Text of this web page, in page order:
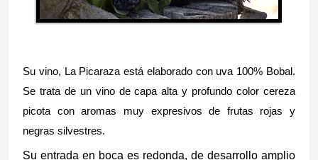
Su vino, La Picaraza está elaborado con uva 100% Bobal.
Se trata de un vino de capa alta y profundo color cereza
picota con aromas muy expresivos de frutas rojas y
negras silvestres.
Su entrada en boca es redonda, de desarrollo amplio